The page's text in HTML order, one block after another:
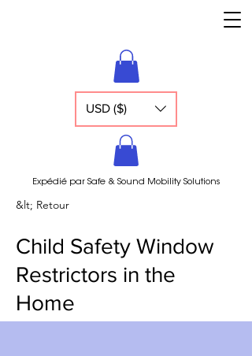
Expédié par Safe & Sound Mobility Solutions
USD ($)
&lt; Retour
Child Safety Window
Restrictors in the
Home